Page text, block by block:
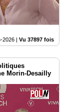
2026 | Vu 37897 fois
Morin-Desailly